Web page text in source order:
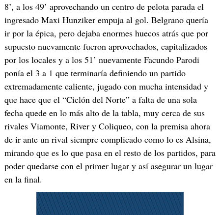
8’, a los 49’ aprovechando un centro de pelota parada el
ingresado Maxi Hunziker empuja al gol. Belgrano quería
ir por la épica, pero dejaba enormes huecos atrás que por
supuesto nuevamente fueron aprovechados, capitalizados
por los locales y a los 51’ nuevamente Facundo Parodi
ponía el 3 a 1 que terminaría definiendo un partido
extremadamente caliente, jugado con mucha intensidad y
que hace que el “Ciclón del Norte” a falta de una sola
fecha quede en lo más alto de la tabla, muy cerca de sus
rivales Viamonte, River y Coliqueo, con la premisa ahora
de ir ante un rival siempre complicado como lo es Alsina,
mirando que es lo que pasa en el resto de los partidos, para
poder quedarse con el primer lugar y así asegurar un lugar
en la final.